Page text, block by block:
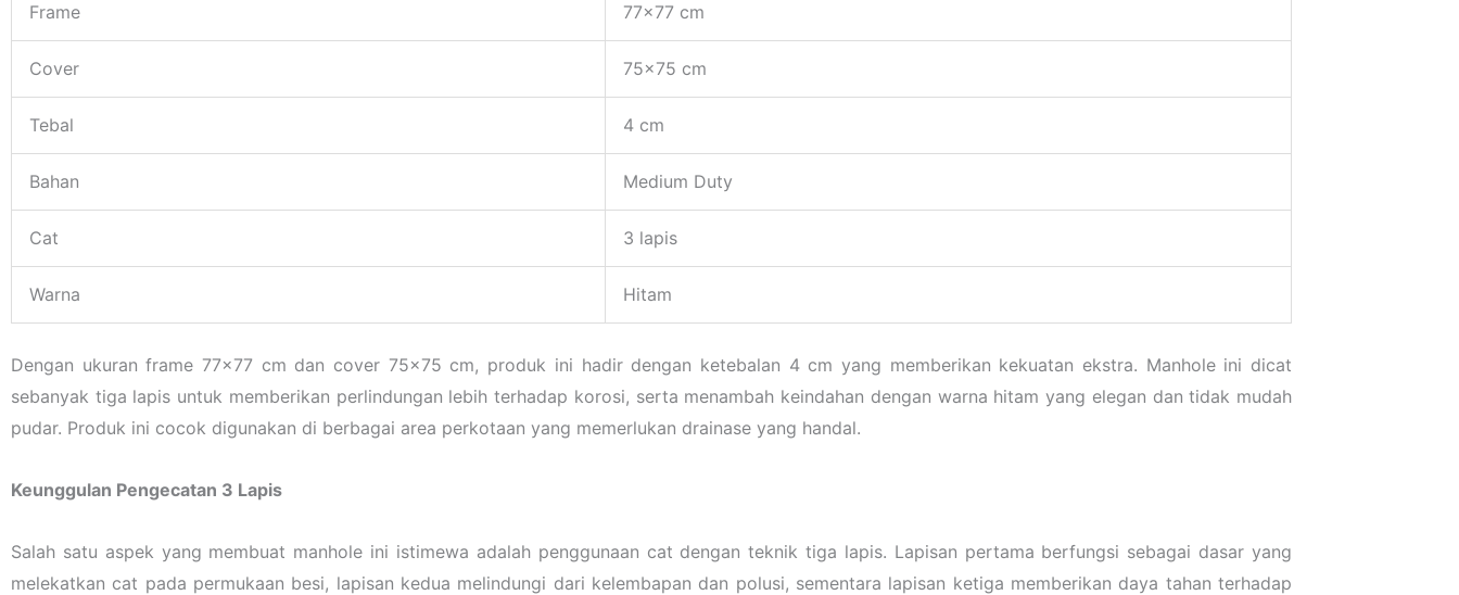
Frame 77×77 cm
Cover 75×75 cm
Tebal 4 cm
Bahan Medium Duty
Cat 3 lapis
Warna Hitam
Dengan ukuran frame 77×77 cm dan cover 75×75 cm, produk ini hadir dengan ketebalan 4 cm yang memberikan kekuatan ekstra. Manhole ini dicat
sebanyak tiga lapis untuk memberikan perlindungan lebih terhadap korosi, serta menambah keindahan dengan warna hitam yang elegan dan tidak mudah
pudar. Produk ini cocok digunakan di berbagai area perkotaan yang memerlukan drainase yang handal.
Keunggulan Pengecatan 3 Lapis
Salah satu aspek yang membuat manhole ini istimewa adalah penggunaan cat dengan teknik tiga lapis. Lapisan pertama berfungsi sebagai dasar yang
melekatkan cat pada permukaan besi, lapisan kedua melindungi dari kelembapan dan polusi, sementara lapisan ketiga memberikan daya tahan terhadap